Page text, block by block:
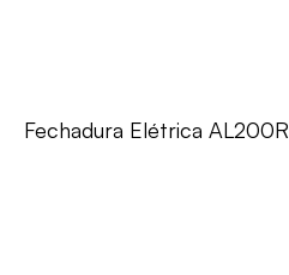
Fechadura Elétrica AL200R